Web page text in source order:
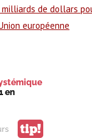
de dollars
européenne
en
tip!